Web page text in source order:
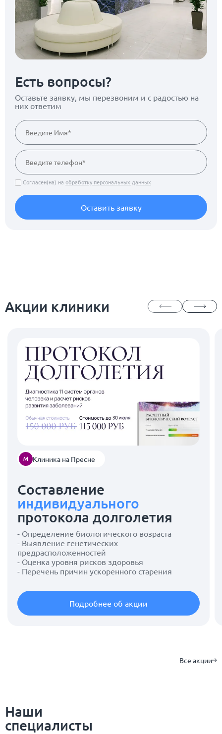
Есть вопросы?
Оставьте заявку, мы перезвоним и с радостью на
них ответим
Согласен(на) на обработку персональных данных
Оставить заявку
Акции клиники
Клиника на Пресне
Составление
индивидуального
протокола долголетия
- Определение биологического возраста
- Выявление генетических
предрасположенностей
- Оценка уровня рисков здоровья
- Перечень причин ускоренного старения
Подробнее об акции
Все акции
Наши
специалисты